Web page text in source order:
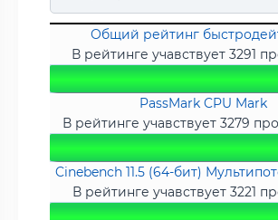
Общий рейтинг
В рейтинге учавствует 3291
PassMark CPU Mark
В рейтинге учавствует 3279
Cinebench 11.5 (64-бит)
В рейтинге учавствует 3221